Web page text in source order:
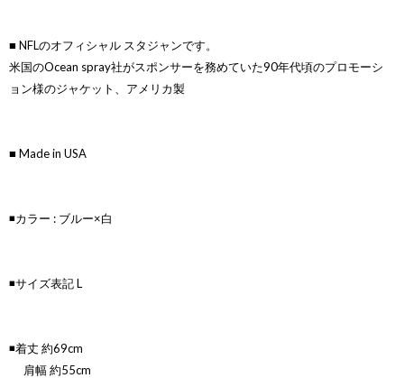
■ NFLのオフィシャル スタジャンです。
米国のOcean spray社がスポンサーを務めていた90年代頃のプロモーシ
ョン様のジャケット、アメリカ製
■ Made in USA
◾️カラー : ブルー×白
◾️サイズ表記 L
◾️着丈 約69cm
肩幅 約55cm